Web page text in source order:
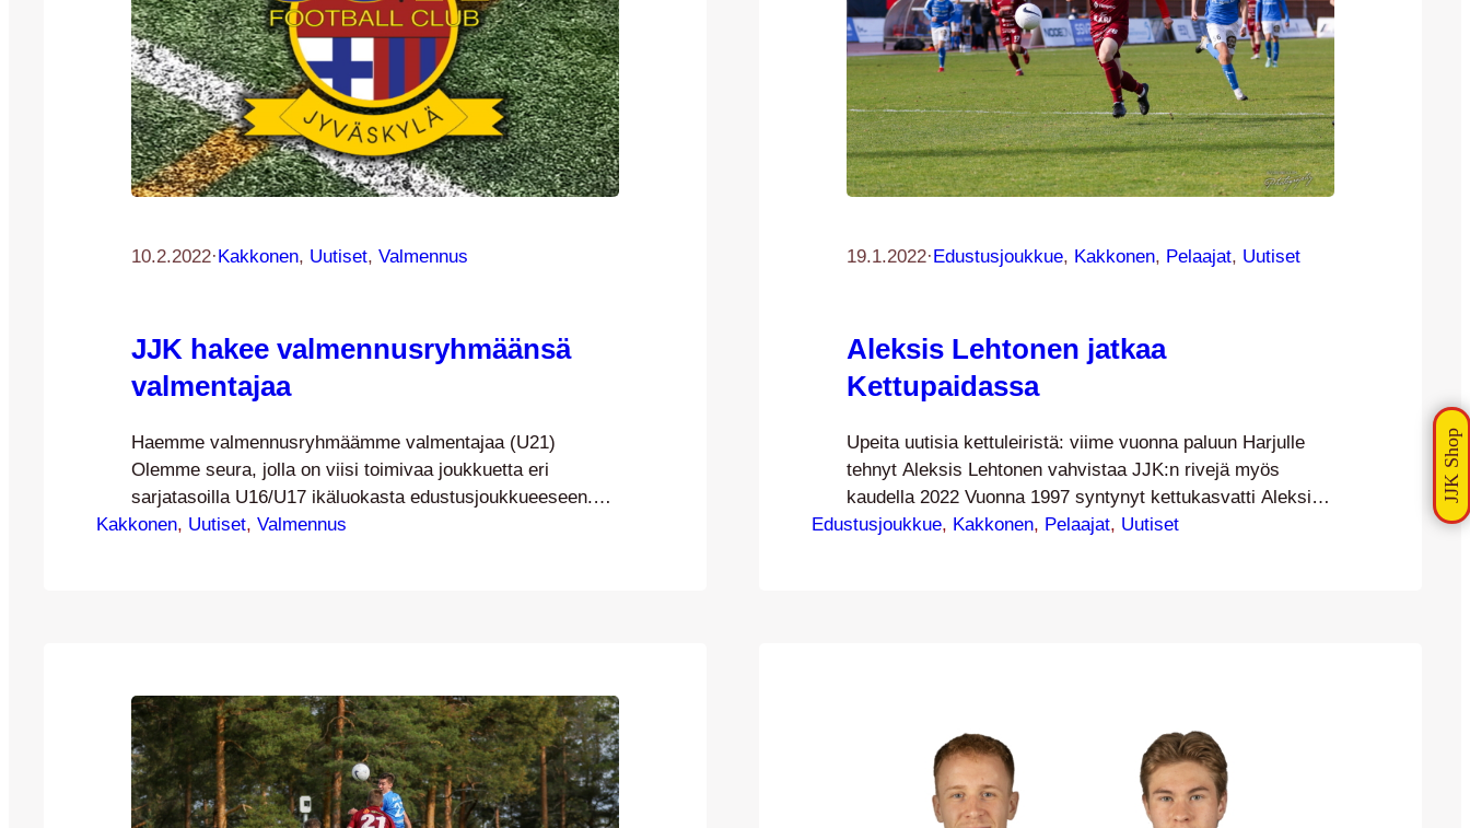
10.2.2022· Kakkonen, Uutiset, Valmennus
JJK hakee valmennusryhmäänsä
valmentajaa
Haemme valmennusryhmäämme valmentajaa (U21)
Olemme seura, jolla on viisi toimivaa joukkuetta eri
sarjatasoilla U16/U17 ikäluokasta edustusjoukkueeseen.
Toimimme tiiviissä yhteistyössä lähiseurojen ja erityisesti
Kakkonen, Uutiset, Valmennus
19.1.2022· Edustusjoukkue, Kakkonen, Pelaajat, Uutiset
Aleksis Lehtonen jatkaa
Kettupaidassa
Upeita uutisia kettuleiristä: viime vuonna paluun Harjulle
tehnyt Aleksis Lehtonen vahvistaa JJK:n rivejä myös
kaudella 2022 Vuonna 1997 syntynyt kettukasvatti Aleksis
Lehtonen teki viime syyskuussa odotetun paluun Harjulle
Edustusjoukkue, Kakkonen, Pelaajat, Uutiset